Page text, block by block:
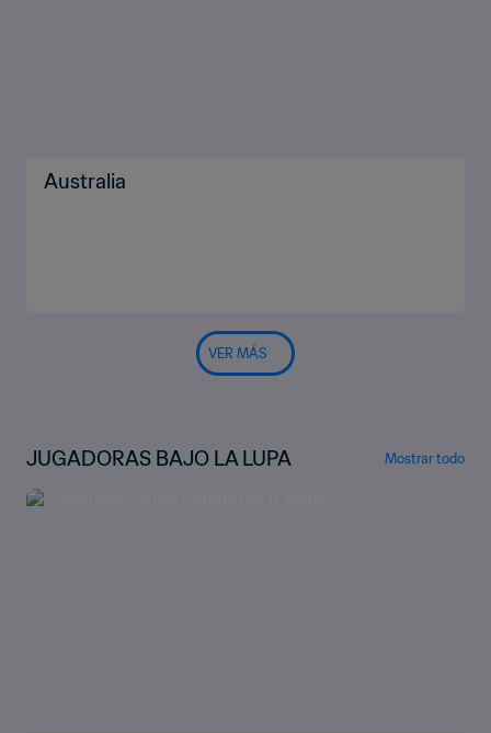
Australia
VER MÁS
JUGADORAS BAJO LA LUPA Mostrar todo